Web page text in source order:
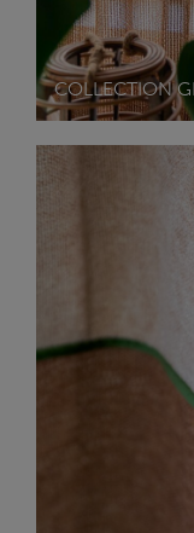
COLLECTION